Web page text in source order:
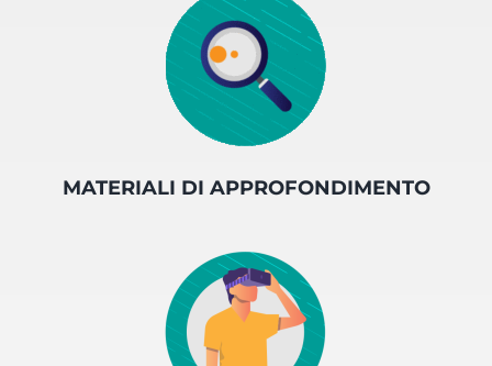
MATERIALI DI APPROFONDIMENTO